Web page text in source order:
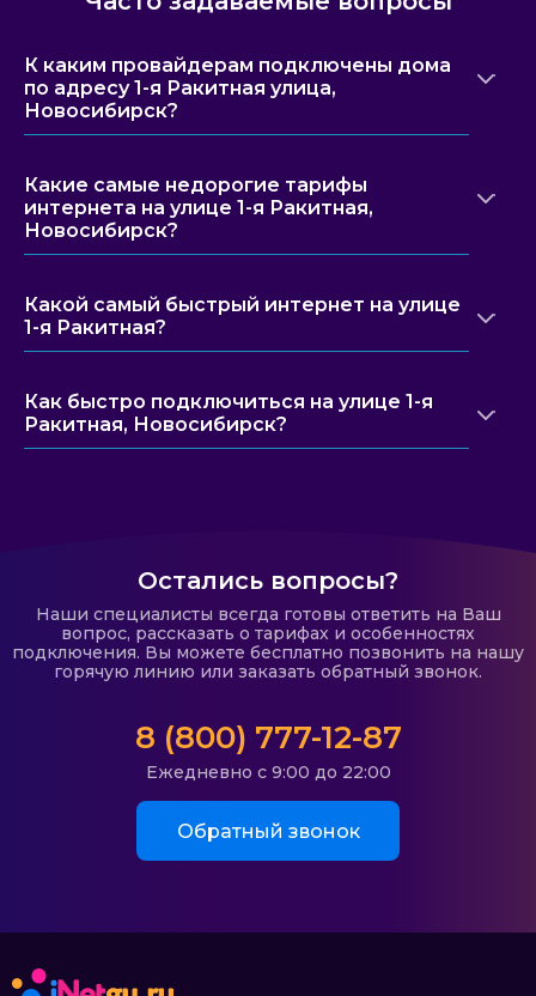
К каким провайдерам подключены дома
по адресу 1-я Ракитная улица,
Новосибирск?
Какие самые недорогие тарифы
интернета на улице 1-я Ракитная,
Новосибирск?
Какой самый быстрый интернет на улице
1-я Ракитная?
Как быстро подключиться на улице 1-я
Ракитная, Новосибирск?
Остались вопросы?
Наши специалисты всегда готовы ответить на Ваш
вопрос, рассказать о тарифах и особенностях
подключения. Вы можете бесплатно позвонить на нашу
горячую линию или заказать обратный звонок.
8 (800) 777-12-87
Ежедневно с 9:00 до 22:00
Обратный звонок